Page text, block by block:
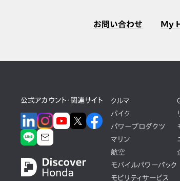
お問い合わせ My
公式アカウント・関連サイト
クルマ
バイク
パワープロダクツ
マリン
航空
モバイルパワーパック
モビリティサービス